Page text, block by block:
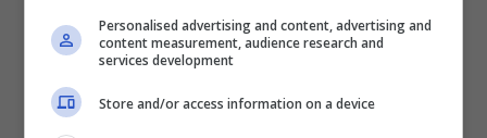
“Atas nasihat peguam, saya tak dapat beri komen
lanjut kerana akan menjejaskan proses undang-
dalam masa terdekat. Terima kasih,” katanya.
Personalised advertising and content, advertising and
content measurement, audience research and
services development
Store and/or access information on a device